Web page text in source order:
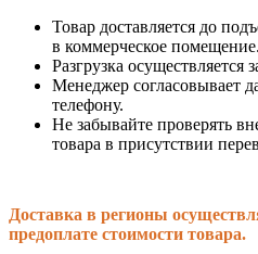
Товар доставляется до
в коммерческое помещение.
Разгрузка осуществляется
Менеджер согласовывает
телефону.
Не забывайте проверять
товара в присутствии
Доставка в регионы
предоплате стоимости товара.